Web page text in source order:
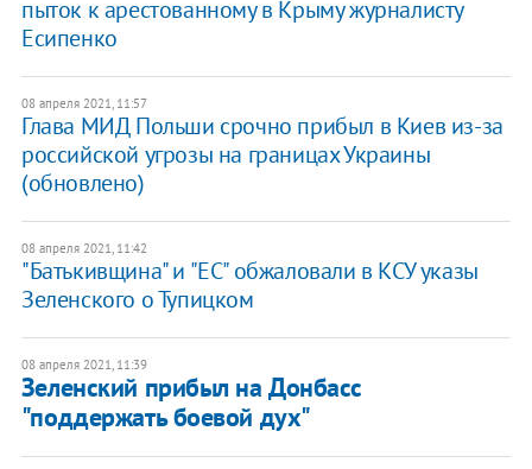
пыток к арестованному в Крыму журналисту
Есипенко
08 апреля 2021, 11:57
Глава МИД Польши срочно прибыл в Киев из-за
российской угрозы на границах Украины
(обновлено)
08 апреля 2021, 11:42
"Батькивщина" и "ЕС" обжаловали в КСУ указы
Зеленского о Тупицком
08 апреля 2021, 11:39
Зеленский прибыл на Донбасс
"поддержать боевой дух"